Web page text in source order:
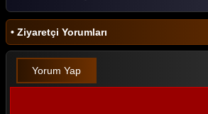
• Ziyaretçi Yorumları
Yorum Yap